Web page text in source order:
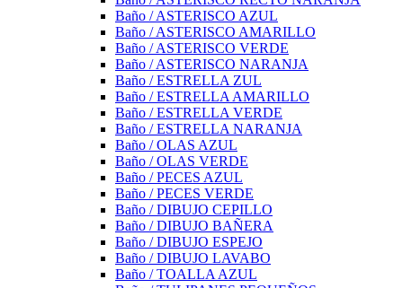
Baño / ASTERISCO AZUL
Baño / ASTERISCO AMARILLO
Baño / ASTERISCO VERDE
Baño / ASTERISCO NARANJA
Baño / ESTRELLA ZUL
Baño / ESTRELLA AMARILLO
Baño / ESTRELLA VERDE
Baño / ESTRELLA NARANJA
Baño / OLAS AZUL
Baño / OLAS VERDE
Baño / PECES AZUL
Baño / PECES VERDE
Baño / DIBUJO CEPILLO
Baño / DIBUJO BAÑERA
Baño / DIBUJO ESPEJO
Baño / DIBUJO LAVABO
Baño / TOALLA AZUL